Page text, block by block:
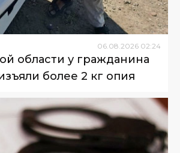
06 08 2026 02:24
области у гражданина
более 2 кг опия